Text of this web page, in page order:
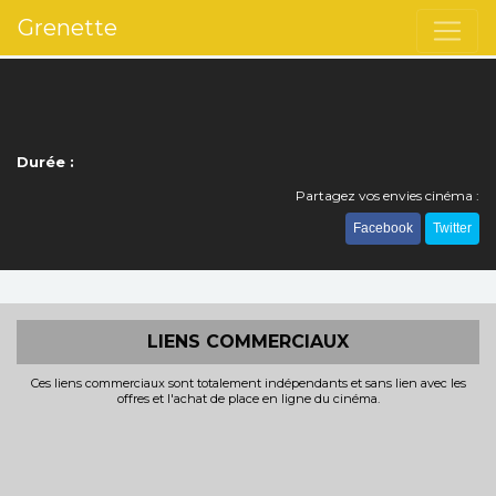
Grenette
Durée :
Partagez vos envies cinéma :
Facebook Twitter
LIENS COMMERCIAUX
Ces liens commerciaux sont totalement indépendants et sans lien avec les
offres et l'achat de place en ligne du cinéma.